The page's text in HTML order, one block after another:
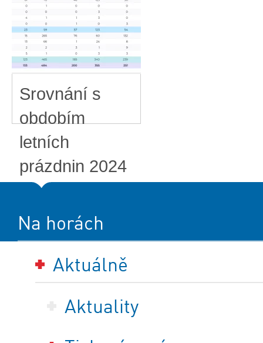
Srovnání s
obdobím
letních
prázdnin 2024
Na horách
Aktuálně
Aktuality